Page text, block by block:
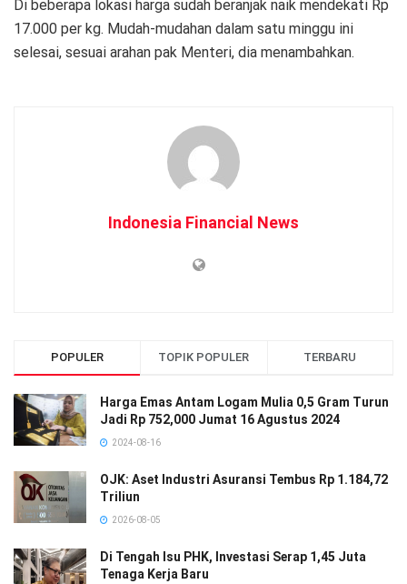
Di beberapa lokasi harga sudah beranjak naik mendekati Rp
17.000 per kg. Mudah-mudahan dalam satu minggu ini
selesai, sesuai arahan pak Menteri, dia menambahkan.
Indonesia Financial News
POPULER TOPIK POPULER TERBARU
Harga Emas Antam Logam Mulia 0,5 Gram Turun
Jadi Rp 752,000 Jumat 16 Agustus 2024
2024-08-16
OJK: Aset Industri Asuransi Tembus Rp 1.184,72
Triliun
2026-08-05
Di Tengah Isu PHK, Investasi Serap 1,45 Juta
Tenaga Kerja Baru